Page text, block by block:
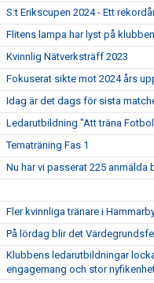
S:t Erikscupen 2024 - Ett
Flitens lampa har lyst på
Kvinnlig Nätverksträff 2023
Fokuserat sikte mot 2024 års
Idag är det dags för sista
Ledarutbildning "Att träna
Tematräning Fas 1
Nu har vi passerat 225 anmälda
Fler kvinnliga tränare i
På lördag blir det
Klubbens ledarutbildningar
engagemang och stor